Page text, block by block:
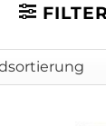
FILTER